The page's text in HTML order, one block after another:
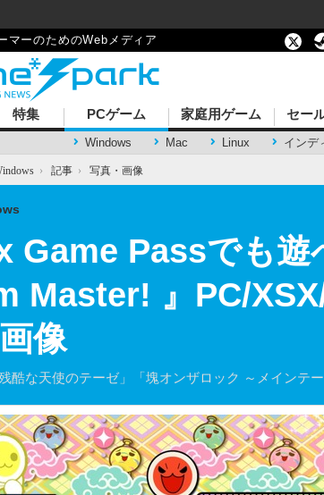
マーのためのWebメディア
特集 PCゲーム
Windows Mac Linux インデ
家庭用ゲーム セー
› 記事 › 写真・画像
Game Passでも遊
Master! 』PC/
像
酷な天使のテーゼ」「塊オンザロック ～メインテー